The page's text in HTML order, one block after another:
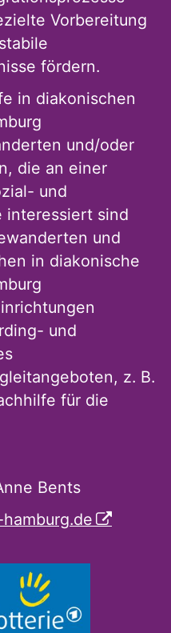
Vorbereitung
fördern.
in diakonischen
und/oder
die an einer
und
interessiert sind
und
in diakonische
und
z. B.
für die
Bents